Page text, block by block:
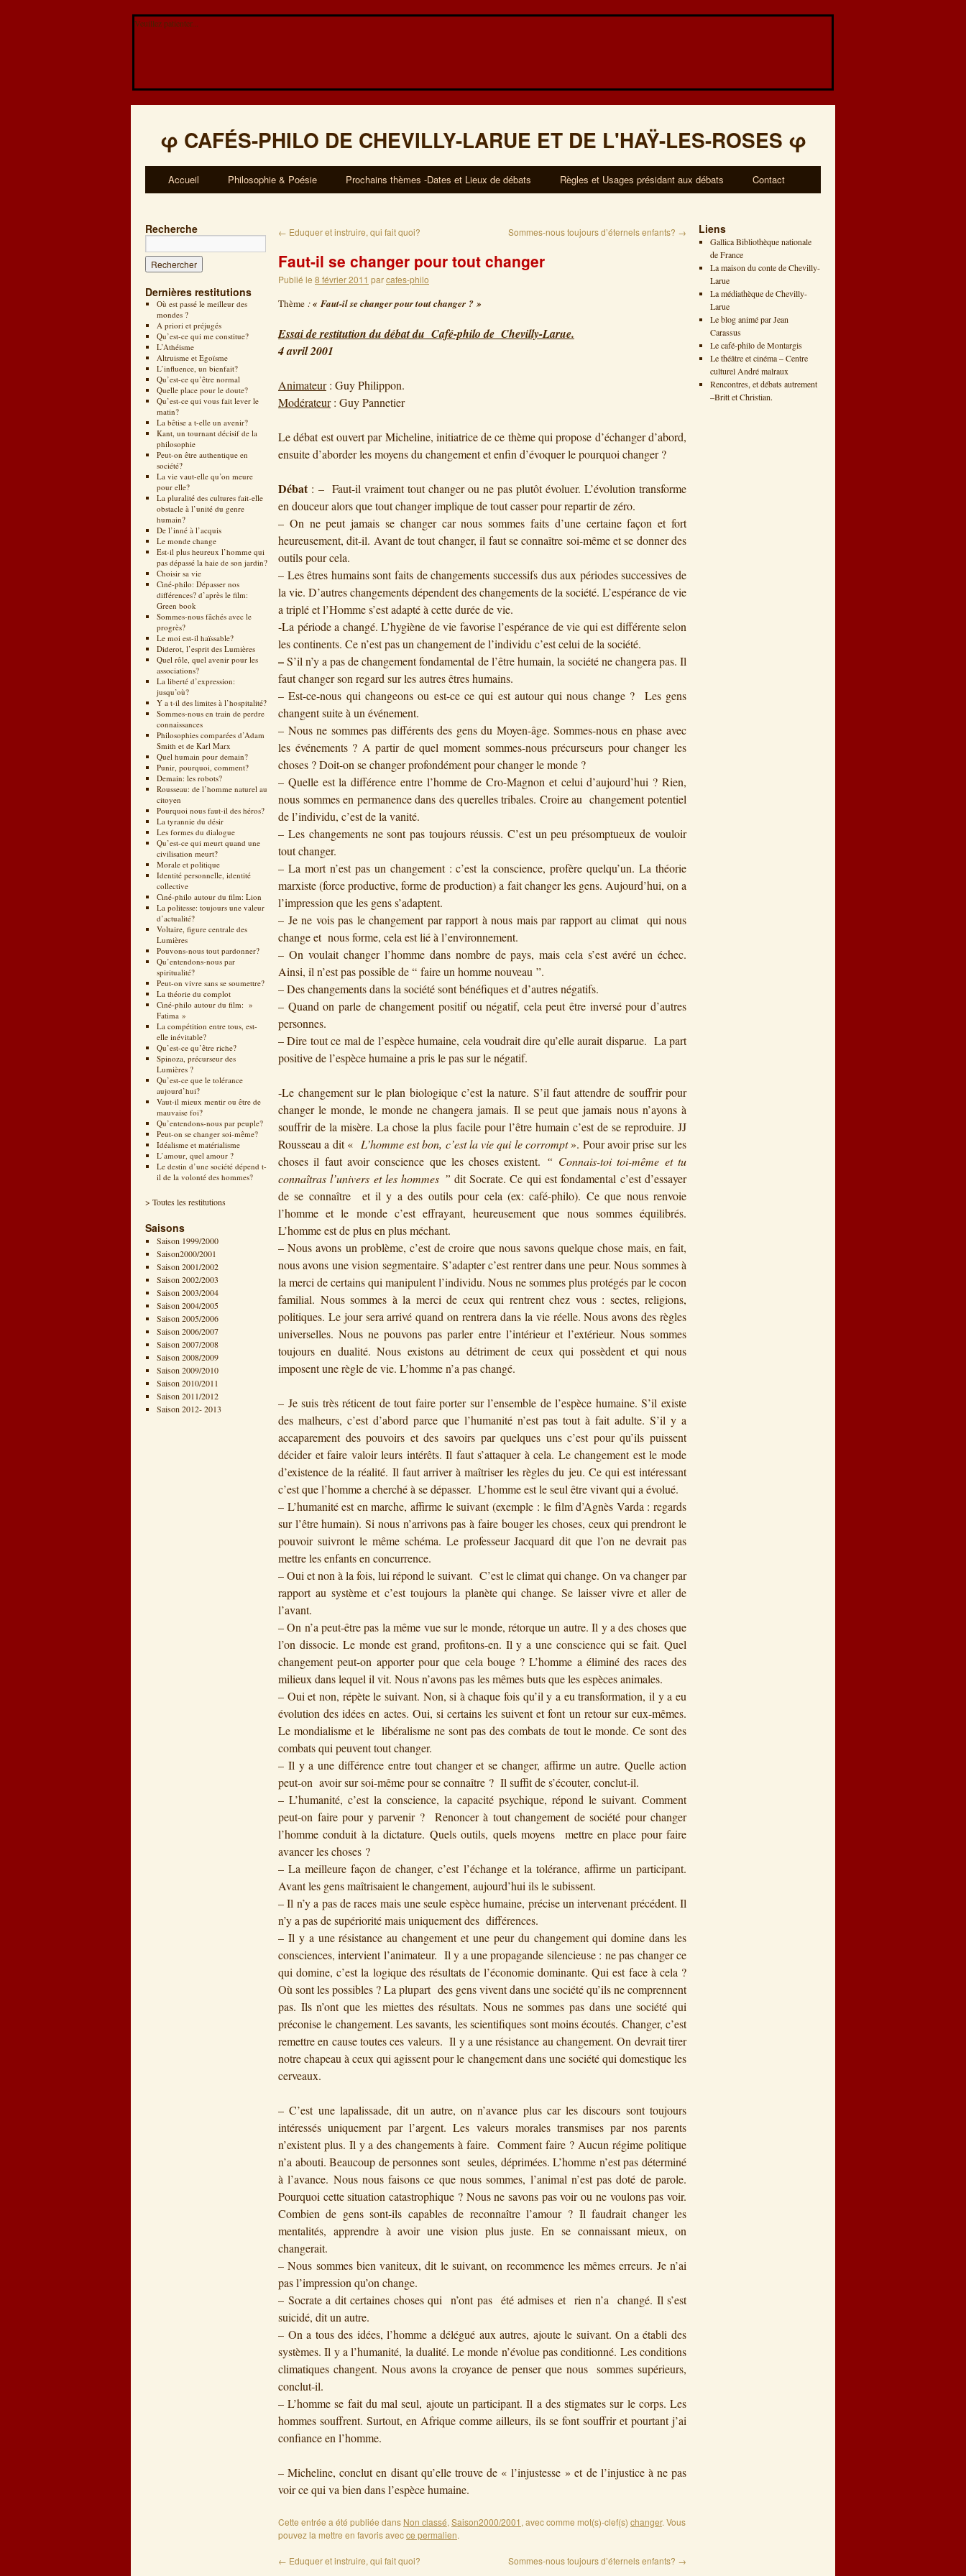
Veuillez patienter...
φ CAFÉS-PHILO DE CHEVILLY-LARUE ET DE L'HAŸ-LES-ROSES φ
Accueil Philosophie & Poésie Prochains thèmes -Dates et Lieux de débats Règles et Usages présidant aux débats Contact
Recherche
Dernières restitutions
Où est passé le meilleur des
mondes ?
A priori et préjugés
Qu’est-ce qui me constitue?
L’Athéisme
Altruisme et Egoïsme
L’influence, un bienfait?
Qu’est-ce qu’être normal
Quelle place pour le doute?
Qu’est-ce qui vous fait lever le
matin?
La bêtise a t-elle un avenir?
Kant, un tournant décisif de la
philosophie
Peut-on être authentique en
société?
La vie vaut-elle qu’on meure
pour elle?
La pluralité des cultures fait-elle
obstacle à l’unité du genre
humain?
De l’inné à l’acquis
Le monde change
Est-il plus heureux l’homme qui
pas dépassé la haie de son jardin?
Choisir sa vie
Ciné-philo: Dépasser nos
différences? d’après le film:
Green book
Sommes-nous fâchés avec le
progrès?
Le moi est-il haïssable?
Diderot, l’esprit des Lumières
Quel rôle, quel avenir pour les
associations?
La liberté d’expression:
jusqu’où?
Y a t-il des limites à l’hospitalité?
Sommes-nous en train de perdre
connaissances
Philosophies comparées d’Adam
Smith et de Karl Marx
Quel humain pour demain?
Punir, pourquoi, comment?
Demain: les robots?
Rousseau: de l’homme naturel au
citoyen
Pourquoi nous faut-il des héros?
La tyrannie du désir
Les formes du dialogue
Qu’est-ce qui meurt quand une
civilisation meurt?
Morale et politique
Identité personnelle, identité
collective
Ciné-philo autour du film: Lion
La politesse: toujours une valeur
d’actualité?
Voltaire, figure centrale des
Lumières
Pouvons-nous tout pardonner?
Qu’entendons-nous par
spiritualité?
Peut-on vivre sans se soumettre?
La théorie du complot
Ciné-philo autour du film: »
Fatima »
La compétition entre tous, est-
elle inévitable?
Qu’est-ce qu’être riche?
Spinoza, précurseur des
Lumières ?
Qu’est-ce que le tolérance
aujourd’hui?
Vaut-il mieux mentir ou être de
mauvaise foi?
Qu’entendons-nous par peuple?
Peut-on se changer soi-même?
Idéalisme et matérialisme
L’amour, quel amour ?
Le destin d’une société dépend t-
il de la volonté des hommes?
> Toutes les restitutions
Saisons
Saison 1999/2000
Saison2000/2001
Saison 2001/2002
Saison 2002/2003
Saison 2003/2004
Saison 2004/2005
Saison 2005/2006
Saison 2006/2007
Saison 2007/2008
Saison 2008/2009
Saison 2009/2010
Saison 2010/2011
Saison 2011/2012
Saison 2012- 2013
← Eduquer et instruire, qui fait quoi? Sommes-nous toujours d’éternels enfants? →
Faut-il se changer pour tout changer
Publié le 8 février 2011 parcafes-philo
Thème :« Faut-il se changer pour tout changer ? »
Essai de restitution du débat du Café-philo de Chevilly-Larue.
4 avril 2001
Animateur: Guy Philippon.
Modérateur: Guy Pannetier
Le débat est ouvert par Micheline, initiatrice de ce thème qui propose d’échanger d’abord,
ensuite d’aborder les moyens du changement et enfin d’évoquer le pourquoi changer ?
Débat : – Faut-il vraiment tout changer ou ne pas plutôt évoluer. L’évolution transforme
en douceur alors que tout changer implique de tout casser pour repartir de zéro.
– On ne peut jamais se changer car nous sommes faits d’une certaine façon et fort
heureusement, dit-il. Avant de tout changer, il faut se connaître soi-même et se donner des
outils pour cela.
– Les êtres humains sont faits de changements successifs dus aux périodes successives de
la vie. D’autres changements dépendent des changements de la société. L’espérance de vie
a triplé et l’Homme s’est adapté à cette durée de vie.
-La période a changé. L’hygiène de vie favorise l’espérance de vie qui est différente selon
les continents. Ce n’est pas un changement de l’individu c’est celui de la société.
–S’il n’y a pas de changement fondamental de l’être humain, la société ne changera pas. Il
faut changer son regard sur les autres êtres humains.
– Est-ce-nous qui changeons ou est-ce ce qui est autour qui nous change ? Les gens
changent suite à un événement.
– Nous ne sommes pas différents des gens du Moyen-âge. Sommes-nous en phase avec
les événements ? A partir de quel moment sommes-nous précurseurs pour changer les
choses ? Doit-on se changer profondément pour changer le monde ?
– Quelle est la différence entre l’homme de Cro-Magnon et celui d’aujourd’hui ? Rien,
nous sommes en permanence dans des querelles tribales. Croire au changement potentiel
de l’individu, c’est de la vanité.
– Les changements ne sont pas toujours réussis. C’est un peu présomptueux de vouloir
tout changer.
– La mort n’est pas un changement : c’est la conscience, profère quelqu’un. La théorie
marxiste (force productive, forme de production) a fait changer les gens. Aujourd’hui, on a
l’impression que les gens s’adaptent.
– Je ne vois pas le changement par rapport à nous mais par rapport au climat qui nous
change et nous forme, cela est lié à l’environnement.
– On voulait changer l’homme dans nombre de pays, mais cela s’est avéré un échec.
Ainsi, il n’est pas possible de “ faire un homme nouveau ”.
– Des changements dans la société sont bénéfiques et d’autres négatifs.
– Quand on parle de changement positif ou négatif, cela peut être inversé pour d’autres
personnes.
– Dire tout ce mal de l’espèce humaine, cela voudrait dire qu’elle aurait disparue. La part
positive de l’espèce humaine a pris le pas sur le négatif.
-Le changement sur le plan biologique c’est la nature. S’il faut attendre de souffrir pour
changer le monde, le monde ne changera jamais. Il se peut que jamais nous n’ayons à
souffrir de la misère. La chose la plus facile pour l’être humain c’est de se reproduire. JJ
Rousseau a dit « L’homme est bon, c’est la vie qui le corrompt». Pour avoir prise sur les
choses il faut avoir conscience que les choses existent. “ Connais-toi toi-même et tu
connaîtras l’univers et les hommes ” dit Socrate. Ce qui est fondamental c’est d’essayer
de se connaître et il y a des outils pour cela (ex: café-philo). Ce que nous renvoie
l’homme et le monde c’est effrayant, heureusement que nous sommes équilibrés.
L’homme est de plus en plus méchant.
– Nous avons un problème, c’est de croire que nous savons quelque chose mais, en fait,
nous avons une vision segmentaire. S’adapter c’est rentrer dans une peur. Nous sommes à
la merci de certains qui manipulent l’individu. Nous ne sommes plus protégés par le cocon
familial. Nous sommes à la merci de ceux qui rentrent chez vous : sectes, religions,
politiques. Le jour sera arrivé quand on rentrera dans la vie réelle. Nous avons des règles
universelles. Nous ne pouvons pas parler entre l’intérieur et l’extérieur. Nous sommes
toujours en dualité. Nous existons au détriment de ceux qui possèdent et qui nous
imposent une règle de vie. L’homme n’a pas changé.
– Je suis très réticent de tout faire porter sur l’ensemble de l’espèce humaine. S’il existe
des malheurs, c’est d’abord parce que l’humanité n’est pas tout à fait adulte. S’il y a
accaparement des pouvoirs et des savoirs par quelques uns c’est pour qu’ils puissent
décider et faire valoir leurs intérêts. Il faut s’attaquer à cela. Le changement est le mode
d’existence de la réalité. Il faut arriver à maîtriser les règles du jeu. Ce qui est intéressant
c’est que l’homme a cherché à se dépasser. L’homme est le seul être vivant qui a évolué.
– L’humanité est en marche, affirme le suivant (exemple : le film d’Agnès Varda : regards
sur l’être humain). Si nous n’arrivons pas à faire bouger les choses, ceux qui prendront le
pouvoir suivront le même schéma. Le professeur Jacquard dit que l’on ne devrait pas
mettre les enfants en concurrence.
– Oui et non à la fois, lui répond le suivant. C’est le climat qui change. On va changer par
rapport au système et c’est toujours la planète qui change. Se laisser vivre et aller de
l’avant.
– On n’a peut-être pas la même vue sur le monde, rétorque un autre. Il y a des choses que
l’on dissocie. Le monde est grand, profitons-en. Il y a une conscience qui se fait. Quel
changement peut-on apporter pour que cela bouge ? L’homme a éliminé des races des
milieux dans lequel il vit. Nous n’avons pas les mêmes buts que les espèces animales.
– Oui et non, répète le suivant. Non, si à chaque fois qu’il y a eu transformation, il y a eu
évolution des idées en actes. Oui, si certains les suivent et font un retour sur eux-mêmes.
Le mondialisme et le libéralisme ne sont pas des combats de tout le monde. Ce sont des
combats qui peuvent tout changer.
– Il y a une différence entre tout changer et se changer, affirme un autre. Quelle action
peut-on avoir sur soi-même pour se connaître ? Il suffit de s’écouter, conclut-il.
– L’humanité, c’est la conscience, la capacité psychique, répond le suivant. Comment
peut-on faire pour y parvenir ? Renoncer à tout changement de société pour changer
l’homme conduit à la dictature. Quels outils, quels moyens mettre en place pour faire
avancer les choses ?
– La meilleure façon de changer, c’est l’échange et la tolérance, affirme un participant.
Avant les gens maîtrisaient le changement, aujourd’hui ils le subissent.
– Il n’y a pas de races mais une seule espèce humaine, précise un intervenant précédent. Il
n’y a pas de supériorité mais uniquement des différences.
– Il y a une résistance au changement et une peur du changement qui domine dans les
consciences, intervient l’animateur. Il y a une propagande silencieuse : ne pas changer ce
qui domine, c’est la logique des résultats de l’économie dominante. Qui est face à cela ?
Où sont les possibles ? La plupart des gens vivent dans une société qu’ils ne comprennent
pas. Ils n’ont que les miettes des résultats. Nous ne sommes pas dans une société qui
préconise le changement. Les savants, les scientifiques sont moins écoutés. Changer, c’est
remettre en cause toutes ces valeurs. Il y a une résistance au changement. On devrait tirer
notre chapeau à ceux qui agissent pour le changement dans une société qui domestique les
cerveaux.
– C’est une lapalissade, dit un autre, on n’avance plus car les discours sont toujours
intéressés uniquement par l’argent. Les valeurs morales transmises par nos parents
n’existent plus. Il y a des changements à faire. Comment faire ? Aucun régime politique
n’a abouti. Beaucoup de personnes sont seules, déprimées. L’homme n’est pas déterminé
à l’avance. Nous nous faisons ce que nous sommes, l’animal n’est pas doté de parole.
Pourquoi cette situation catastrophique ? Nous ne savons pas voir ou ne voulons pas voir.
Combien de gens sont-ils capables de reconnaître l’amour ? Il faudrait changer les
mentalités, apprendre à avoir une vision plus juste. En se connaissant mieux, on
changerait.
– Nous sommes bien vaniteux, dit le suivant, on recommence les mêmes erreurs. Je n’ai
pas l’impression qu’on change.
– Socrate a dit certaines choses qui n’ont pas été admises et rien n’a changé. Il s’est
suicidé, dit un autre.
– On a tous des idées, l’homme a délégué aux autres, ajoute le suivant. On a établi des
systèmes. Il y a l’humanité, la dualité. Le monde n’évolue pas conditionné. Les conditions
climatiques changent. Nous avons la croyance de penser que nous sommes supérieurs,
conclut-il.
– L’homme se fait du mal seul, ajoute un participant. Il a des stigmates sur le corps. Les
hommes souffrent. Surtout, en Afrique comme ailleurs, ils se font souffrir et pourtant j’ai
confiance en l’homme.
– Micheline, conclut en disant qu’elle trouve de « l’injustesse » et de l’injustice à ne pas
voir ce qui va bien dans l’espèce humaine.
Cette entrée a été publiée dans Non classé, Saison2000/2001, avec comme mot(s)-clef(s) changer. Vous
pouvez la mettre en favoris avecce permalien.
← Eduquer et instruire, qui fait quoi? Sommes-nous toujours d’éternels enfants? →
Liens
Gallica Bibliothèque nationale
de France
La maison du conte de Chevilly-
Larue
La médiathèque de Chevilly-
Larue
Le blog animé par Jean
Carassus
Le café-philo de Montargis
Le théâtre et cinéma – Centre
culturel André malraux
Rencontres, et débats autrement
–Britt et Christian.